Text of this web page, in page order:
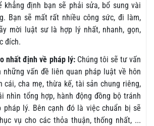
khẳng định bạn sẽ phải sửa, bổ sung vài
Bạn sẽ mất rất nhiều công sức, đi làm,
mời luật sư là hợp lý nhất, nhanh, gọn,
đích.
nhất định về pháp lý:Chúng tôi sẽ tư vấn
những vấn đề liên quan pháp luật về hôn
cái, cha mẹ, thừa kế, tài sản chung riêng,
nhìn tổng hợp, hành động đồng bộ tránh
lý. Bên cạnh đó là việc chuẩn bị sẽ
vụ cho các thỏa thuận, thống nhất, ...